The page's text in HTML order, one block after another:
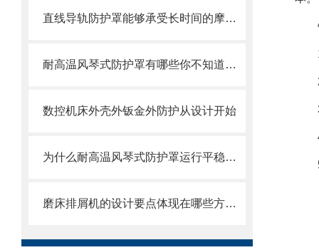
直线导轨防护罩能够承受长时间的摩擦和冲击
耐高温风琴式防护罩有哪些你不知道的小细节？
数控机床外壳外钣金外防护从设计开始
为什么耐高温风琴式防护罩运行平稳且无噪音？
磨床排屑机的设计要点体现在哪些方面？